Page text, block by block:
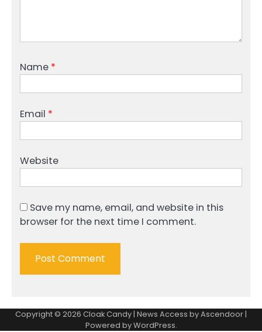
Name *
Email *
Website
Save my name, email, and website in this
browser for the next time I comment.
Copyright © 2026 Cloak Candy | News Access byAscendoor |
Powered byWordPress.